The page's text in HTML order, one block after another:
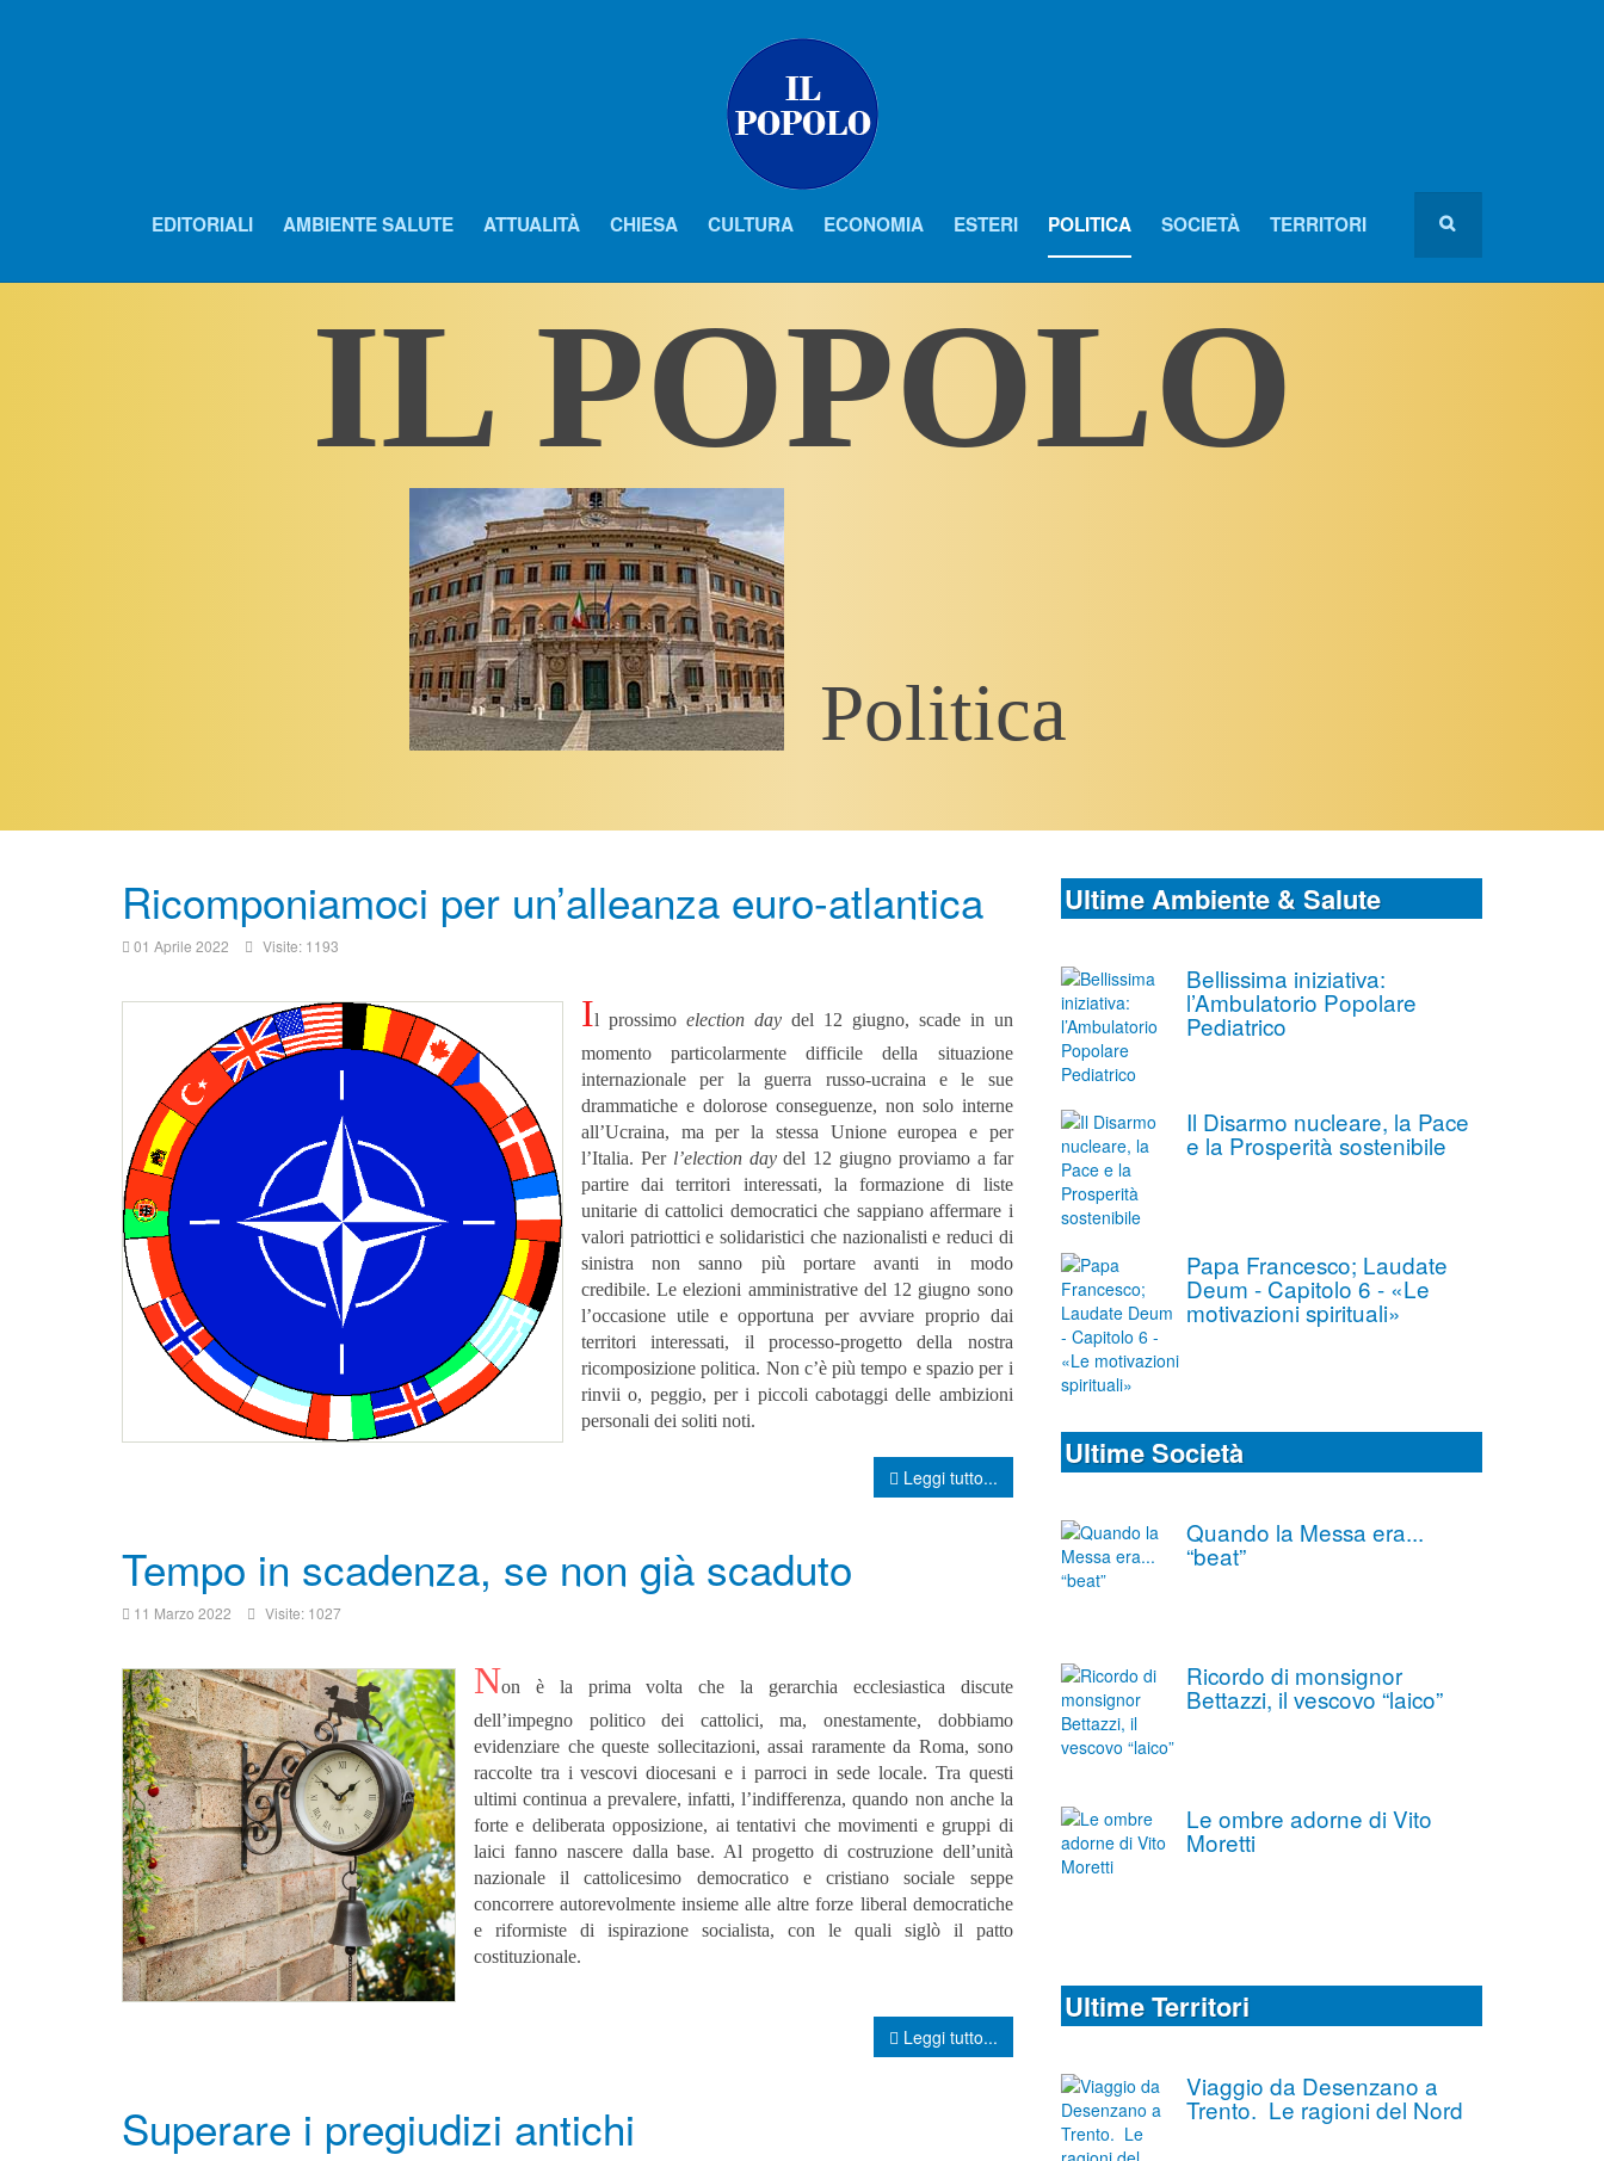
EDITORIALI AMBIENTE SALUTE ATTUALITÀ CHIESA CULTURA ECONOMIA ESTERI POLITICA SOCIETÀ TERRITORI
IL POPOLO
Politica
Ricomponiamoci per un’alleanza euro-atlantica
01 Aprile 2022 Visite: 1193
Il prossimo election daydel 12 giugno, scade in un
momento particolarmente difficile della situazione
internazionale per la guerra russo-ucraina e le sue
drammatiche e dolorose conseguenze, non solo interne
all’Ucraina, ma per la stessa Unione europea e per
l’Italia. Per l’election daydel 12 giugno proviamo a far
partire dai territori interessati, la formazione di liste
unitarie di cattolici democratici che sappiano affermare i
valori patriottici e solidaristici che nazionalisti e reduci di
sinistra non sanno più portare avanti in modo
credibile.Le elezioni amministrative del 12 giugno sono
l’occasione utile e opportuna per avviare proprio dai
territori interessati, il processo-progetto della nostra
ricomposizione politica. Non c’è più tempo e spazio per i
rinvii o, peggio, per i piccoli cabotaggi delle ambizioni
personali dei soliti noti.
Leggi tutto...
Tempo in scadenza, se non già scaduto
11 Marzo 2022 Visite: 1027
Non è la prima volta che la gerarchia ecclesiastica discute
dell’impegno politico dei cattolici, ma, onestamente, dobbiamo
evidenziare che queste sollecitazioni, assai raramente da Roma, sono
raccolte tra i vescovi diocesani e i parroci in sede locale. Tra questi
ultimi continua a prevalere, infatti, l’indifferenza, quando non anche la
forte e deliberata opposizione, ai tentativi che movimenti e gruppi di
laici fanno nascere dalla base. Al progetto di costruzione dell’unità
nazionale il cattolicesimo democratico e cristiano sociale seppe
concorrere autorevolmente insieme alle altre forze liberal democratiche
e riformiste di ispirazione socialista, con le quali siglò il patto
costituzionale.
Leggi tutto...
Superare i pregiudizi antichi
Ultime Ambiente & Salute
Bellissima iniziativa:
l’Ambulatorio Popolare
Pediatrico
Il Disarmo nucleare, la Pace
e la Prosperità sostenibile
Papa Francesco; Laudate
Deum - Capitolo 6 - «Le
motivazioni spirituali»
Ultime Società
Quando la Messa era...
“beat”
Ricordo di monsignor
Bettazzi, il vescovo “laico”
Le ombre adorne di Vito
Moretti
Ultime Territori
Viaggio da Desenzano a
Trento. Le ragioni del Nord